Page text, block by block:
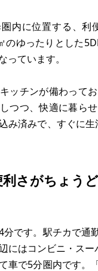
内に位置する、
のゆったりとした
っています。
ッチンが備わって
つつ、快適に暮ら
み済みで、すぐに
約60㎡の大型納屋
さがちょう
です。駅チカで通
にはコンビニ・ス
車で5分圏内です。